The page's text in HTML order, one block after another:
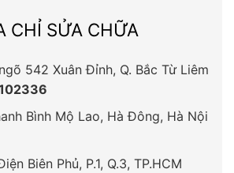
CHỈ SỬA CHỮA
542 Xuân Đỉnh, Q. Bắc Từ Liêm
Bình Mộ Lao, Hà Đông, Hà Nội
Biên Phủ, P.1, Q.3, TP.HCM